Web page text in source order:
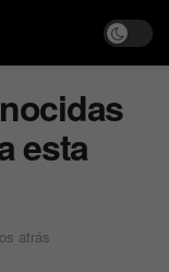
esta
atrás